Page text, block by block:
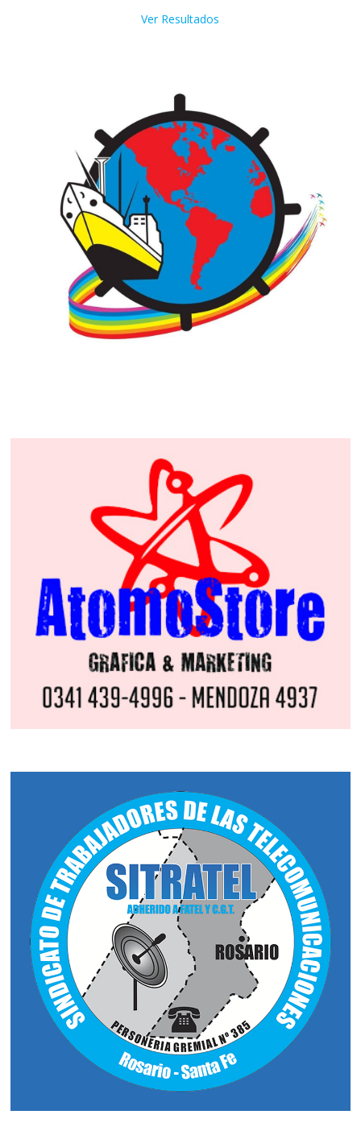
Ver Resultados